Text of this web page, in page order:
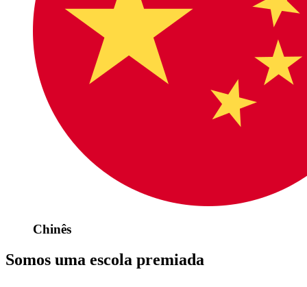
Chinês
Somos uma escola premiada